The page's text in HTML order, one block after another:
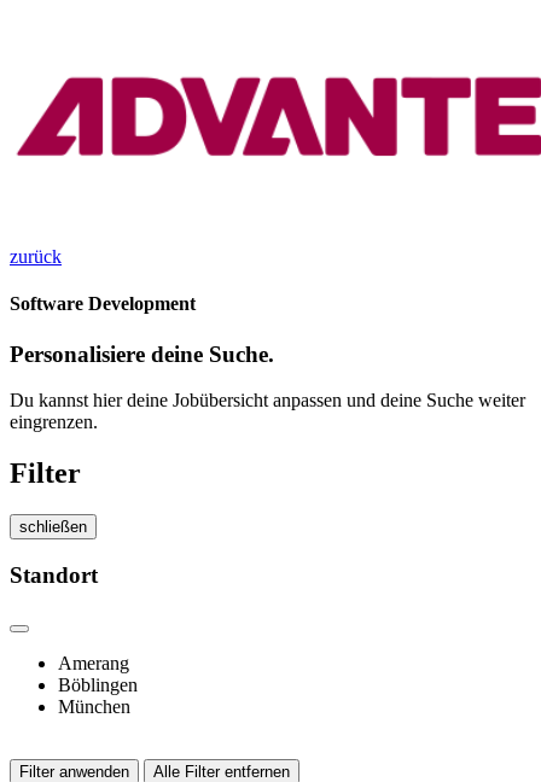
zurück
Software Development
Personalisiere deine Suche.
Du kannst hier deine Jobübersicht anpassen und deine Suche weiter
eingrenzen.
Filter
schließen
Standort
Amerang
Böblingen
München
Filter anwenden Alle Filter entfernen